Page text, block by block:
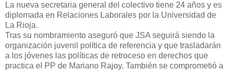
La nueva secretaria general del colectivo tiene 24 años y es
diplomada en Relaciones Laborales por la Universidad de
La Rioja.
Tras su nombramiento aseguró que JSA seguirá siendo la
organización juvenil política de referencia y que trasladarán
a los jóvenes las políticas de retroceso en derechos que
practica el PP de Mariano Rajoy. También se comprometió a